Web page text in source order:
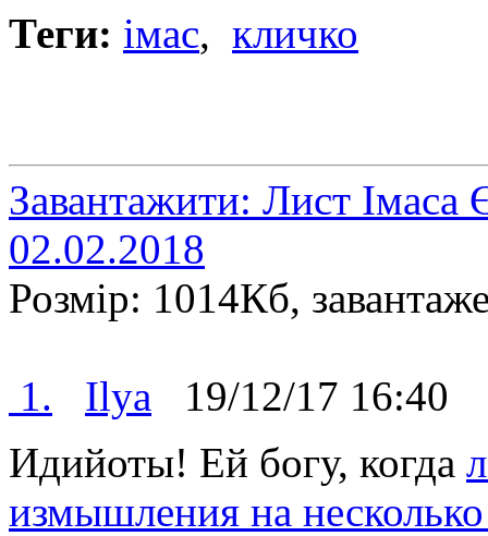
Теги: імас, кличко
Завантажити: Лист
02.02.2018
Розмір: 1014Кб,
1. Ilya 19/12/17
Идийоты! Ей богу, когда
измышления на